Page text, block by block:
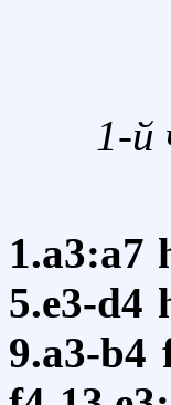
1-й
1.a3:a7
5.e3-d4
9.a3-b4